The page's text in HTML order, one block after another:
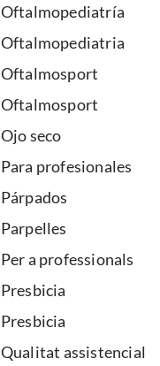
Oftalmopediatría
Oftalmopediatria
Oftalmosport
Oftalmosport
Ojo seco
Para profesionales
Párpados
Parpelles
Per a professionals
Presbicia
Presbicia
Qualitat assistencial